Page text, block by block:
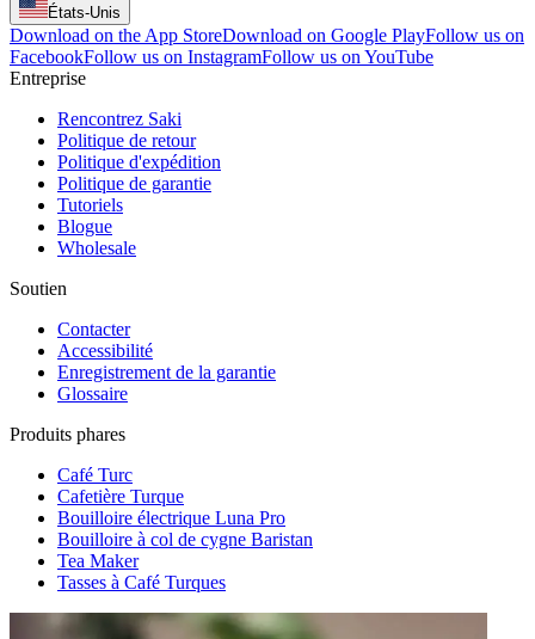
États-Unis
Download on the App StoreDownload on Google PlayFollow us on
FacebookFollow us on InstagramFollow us on YouTube
Entreprise
Rencontrez Saki
Politique de retour
Politique d'expédition
Politique de garantie
Tutoriels
Blogue
Wholesale
Soutien
Contacter
Accessibilité
Enregistrement de la garantie
Glossaire
Produits phares
Café Turc
Cafetière Turque
Bouilloire électrique Luna Pro
Bouilloire à col de cygne Baristan
Tea Maker
Tasses à Café Turques